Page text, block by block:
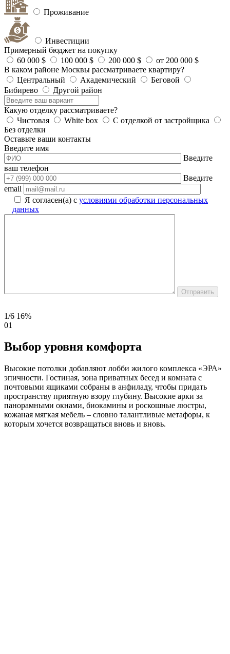
Проживание
Инвестиции
Примерный бюджет на покупку
60 000 $
100 000 $ 200 000 $
от 200 000 $
В каком районе Москвы рассматриваете квартиру?
Центральный
Академический
Беговой
Бибирево
Другой район
Какую отделку рассматриваете?
Чистовая
White box
С отделкой от застройщика
Без отделки
Оставьте ваши контакты
Введите имя
Введите
ваш телефон
Введите
email
Я согласен(а) с условиями обработки персональных
данных
1/6 16%
01
Выбор уровня комфорта
Высокие потолки добавляют лобби жилого комплекса «ЭРА»
эпичности. Гостиная, зона приватных бесед и комната с
почтовыми ящиками собраны в анфиладу, чтобы придать
пространству приятную взору глубину. Высокие арки за
панорамными окнами, биокамины и роскошные люстры,
кожаная мягкая мебель – словно талантливые метафоры, к
которым хочется возвращаться вновь и вновь.